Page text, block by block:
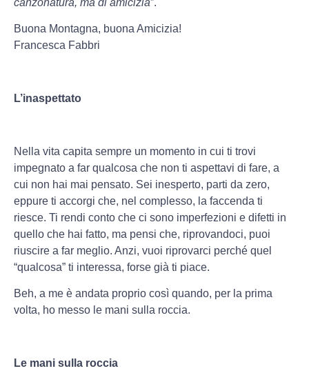
canzonatura, ma di amicizia”.
Buona Montagna, buona Amicizia!
Francesca Fabbri
L’inaspettato
Nella vita capita sempre un momento in cui ti trovi
impegnato a far qualcosa che non ti aspettavi di fare, a
cui non hai mai pensato. Sei inesperto, parti da zero,
eppure ti accorgi che, nel complesso, la faccenda ti
riesce. Ti rendi conto che ci sono imperfezioni e difetti in
quello che hai fatto, ma pensi che, riprovandoci, puoi
riuscire a far meglio. Anzi, vuoi riprovarci perché quel
“qualcosa” ti interessa, forse già ti piace.
Beh, a me è andata proprio così quando, per la prima
volta, ho messo le mani sulla roccia.
Le mani sulla roccia